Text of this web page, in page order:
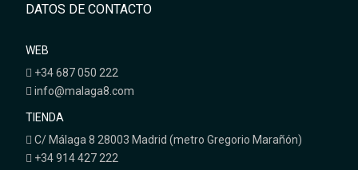
DATOS DE CONTACTO
WEB
+34 687 050 222
info@malaga8.com
TIENDA
C/ Málaga 8 28003 Madrid (metro Gregorio Marañón)
+34 914 427 222